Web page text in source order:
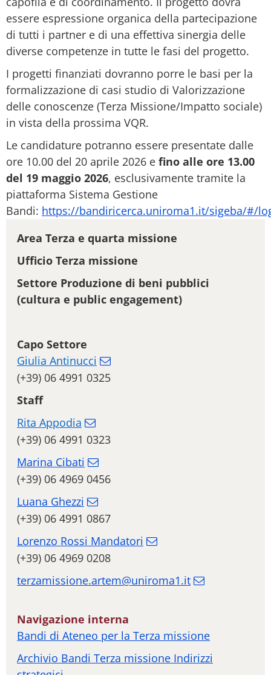
essere espressione organica della partecipazione
di tutti i partner e di una effettiva sinergia delle
diverse competenze in tutte le fasi del progetto.
I progetti finanziati dovranno porre le basi per la
formalizzazione di casi studio di Valorizzazione
delle conoscenze (Terza Missione/Impatto sociale)
in vista della prossima VQR.
Le candidature potranno essere presentate dalle
ore 10.00 del 20 aprile 2026 e fino alle ore 13.00
del 19 maggio 2026, esclusivamente tramite la
piattaforma Sistema Gestione
Bandi: https://bandiricerca.uniroma1.it/sigeba/#/
Area Terza e quarta missione
Ufficio Terza missione
Settore Produzione di beni pubblici
(cultura e public engagement)
Capo Settore
Giulia Antinucci
(+39) 06 4991 0325
Staff
Rita Appodia
(+39) 06 4991 0323
Marina Cibati
(+39) 06 4969 0456
Luana Ghezzi
(+39) 06 4991 0867
Lorenzo Rossi Mandatori
(+39) 06 4969 0208
terzamissione.artem@uniroma1.it
Navigazione interna
Bandi di Ateneo per la Terza missione
Archivio Bandi Terza missione Indirizzi